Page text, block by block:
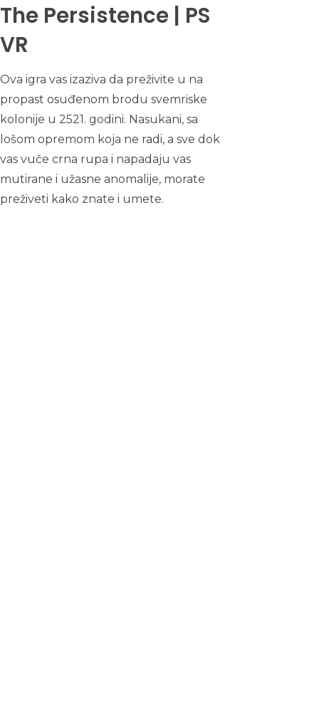
The Persistence | PS
VR
Ova igra vas izaziva da preživite u na
propast osuđenom brodu svemriske
kolonije u 2521. godini. Nasukani, sa
lošom opremom koja ne radi, a sve dok
vas vuče crna rupa i napadaju vas
mutirane i užasne anomalije, morate
preživeti kako znate i umete.